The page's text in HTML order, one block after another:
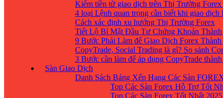
Kiếm tiền từ giao dịch trên Thị Trường Forex
4 loại Lệnh quan trọng cần biết khi giao dịch
Cách xác định xu hướng Thị Trường Forex
Tiết Lộ Bí Mật Đầu Tư Chứng Khoán
9 Bước Phải Làm để Giao Dịch Forex
CopyTrade, Social Trading là gì? So sánh
3 Bước cần làm để áp dụng CopyTrade
Sàn Giao Dịch
Danh Sách Bảng Xếp Hạng Các Sàn
Top Các Sàn Forex Hỗ Trợ Tốt
Top Các Sàn Forex Tốt Nhất